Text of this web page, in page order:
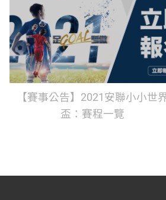
【賽事公告】2021安聯小小世
盃：賽程一覽